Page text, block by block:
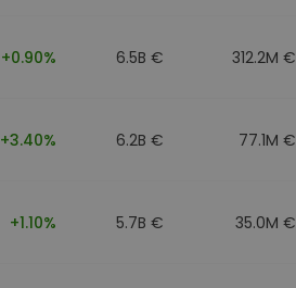
+0.90% 6.5B € 312.2M €
+3.40% 6.2B € 77.1M €
+1.10% 5.7B € 35.0M €